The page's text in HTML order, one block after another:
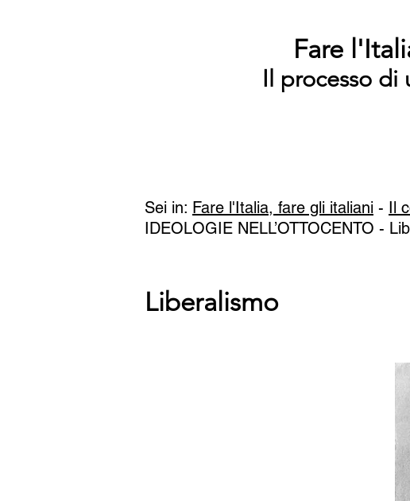
Fare
Il processo di
Sei in: Fare l'Italia, fare gli italiani - Il
IDEOLOGIE NELL’OTTOCENTO -
Liberalismo